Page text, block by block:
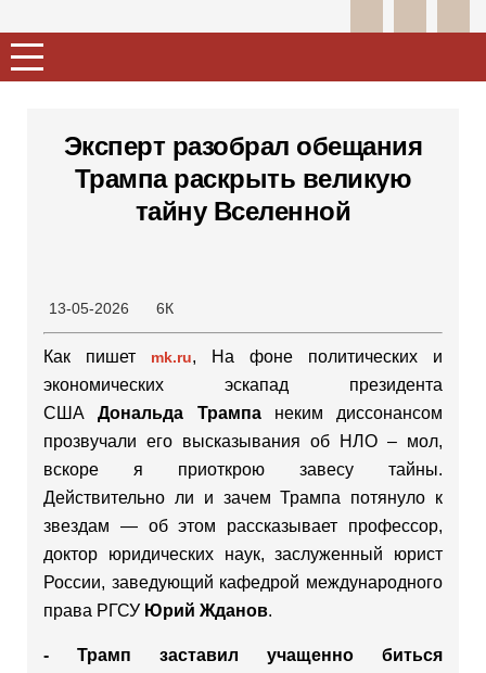
Эксперт разобрал обещания
Трампа раскрыть великую
тайну Вселенной
13-05-2026 6К
Как пишет mk.ru, На фоне политических и
экономических эскапад президента
СШАДональда Трампа неким диссонансом
прозвучали его высказывания об НЛО – мол,
вскоре я приоткрою завесу тайны.
Действительно ли и зачем Трампа потянуло к
звездам — об этом рассказывает профессор,
доктор юридических наук, заслуженный юрист
России, заведующий кафедрой международного
права РГСУ Юрий Жданов.
- Трамп заставил учащенно биться